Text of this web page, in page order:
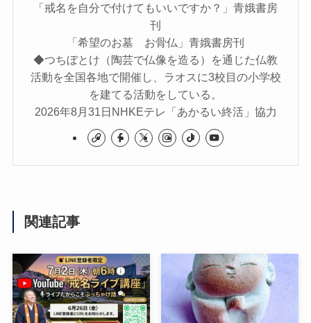
「戒名を自分で付けてもいいですか？」青娥書房
刊
「希望のお墓 お骨仏」青娥書房刊
◆つちぼとけ（陶芸で仏像を造る）を通じた仏教
活動を全国各地で開催し、ラオスに3校目の小学校
を建てる活動をしている。
2026年8月31日NHKEテレ「あかるい終活」協力
関連記事